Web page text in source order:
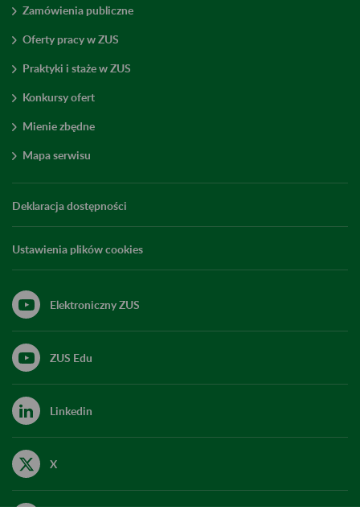
Zamówienia publiczne
Oferty pracy w ZUS
Praktyki i staże w ZUS
Konkursy ofert
Mienie zbędne
Mapa serwisu
Deklaracja dostępności
Ustawienia plików cookies
Elektroniczny ZUS
ZUS Edu
Linkedin
X